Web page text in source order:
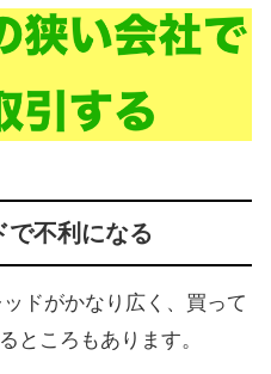
で不利になる
ドがかなり広く、買って
ところもあります。